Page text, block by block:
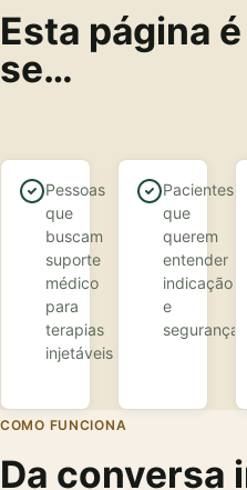
Esta página
se…
Pessoas
que
buscam
suporte
médico
para
terapias
injetáveis
Pacientes
que
querem
entender
indicação
e
segurança
COMO FUNCIONA
Da conversa